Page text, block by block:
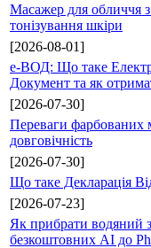
Масажер для обличчя
тонізування шкіри
[2026-08-01]
е-ВОД: Що таке
Документ та як
[2026-07-30]
Переваги фарбованих
довговічність
[2026-07-30]
Що таке Декларація
[2026-07-23]
Як прибрати водяний
безкоштовних AI до